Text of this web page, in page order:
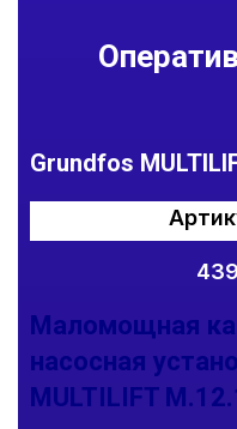
Grundfos
Маломощная
насосная
MULTILIFT